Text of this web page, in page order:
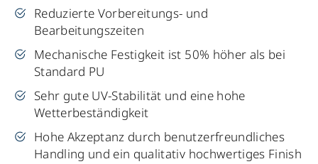
Reduzierte Vorbereitungs- und
Bearbeitungszeiten
Mechanische Festigkeit ist 50% höher als bei
Standard PU
Sehr gute UV-Stabilität und eine hohe
Wetterbeständigkeit
Hohe Akzeptanz durch benutzerfreundliches
Handling und ein qualitativ hochwertiges Finish